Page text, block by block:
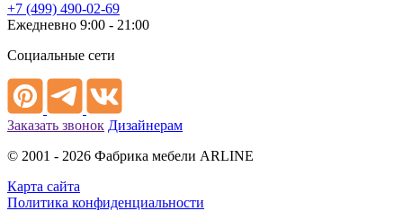
+7 (499) 490-02-69
Ежедневно 9:00 - 21:00
Социальные сети
Заказать звонок Дизайнерам
© 2001 - 2026 Фабрика мебели ARLINE
Карта сайта
Политика конфиденциальности